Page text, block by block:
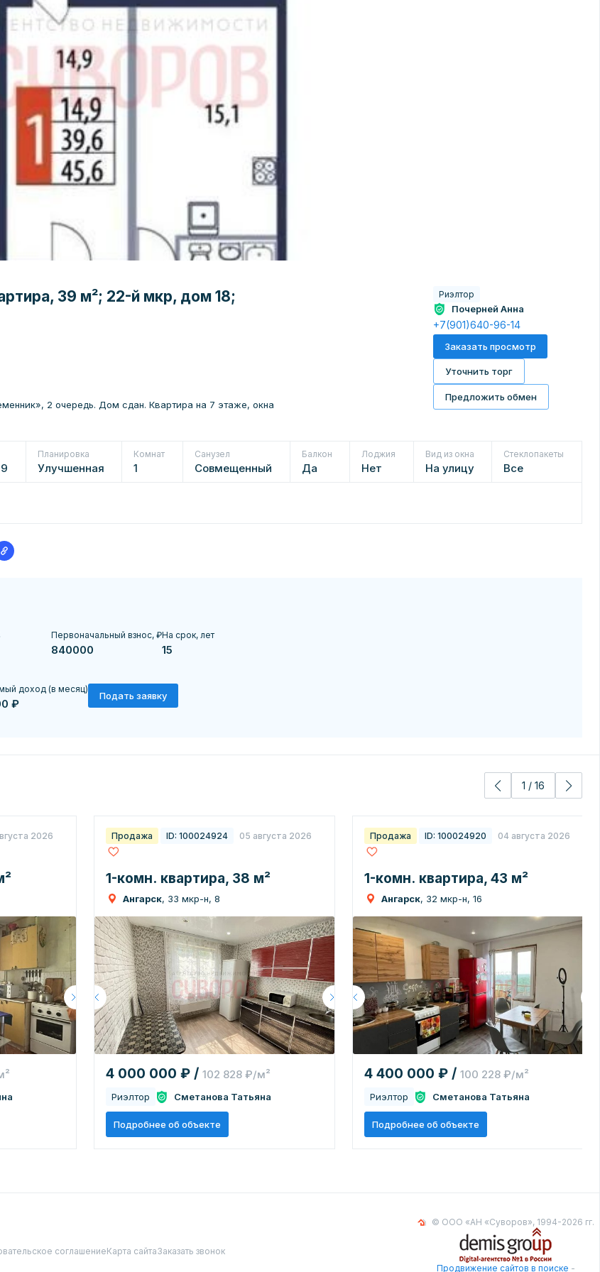
39 м²; 22-й мкр, дом 18;
2 очередь. Дом сдан. Квартира на 7 этаже, окна
Риэлтор
Почерней Анна
+7(901)640-96-14
Заказать просмотр
Уточнить торг
Предложить обмен
Планировка
Улучшенная
Комнат
1
Санузел
Совмещенный
Балкон
Да
Лоджия
Нет
Вид из окна
На улицу
Стеклопакеты
Все
Первоначальный взнос, ₽На срок, лет
доход (в месяц)
₽
Подать заявку
1 / 16
2026 Продажа ID: 100024924 05 августа 2026
1-комн. квартира, 38 м²
Ангарск, 33 мкр-н, 8
4 000 000 ₽ / 102 828 ₽/м²
Риэлтор Сметанова Татьяна
Подробнее об объекте
Продажа ID: 100024920 04 августа 2026
1-комн. квартира, 43 м²
Ангарск, 32 мкр-н, 16
4 400 000 ₽ / 100 228 ₽/м²
Риэлтор Сметанова Татьяна
Подробнее об объекте
соглашениеКарта сайтаЗаказать звонок
© ООО «АН «Суворов», 1994-2026 гг.
Продвижение сайтов в поиске -